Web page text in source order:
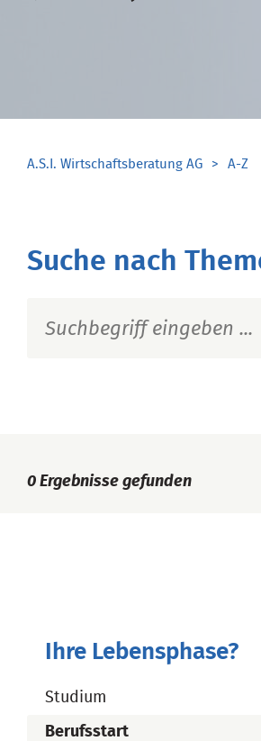
A.S.I. Wirtschaftsberatung AG A-Z
Suche nach
0 Ergebnisse gefunden
Ihre Lebensphase?
Studium
Berufsstart